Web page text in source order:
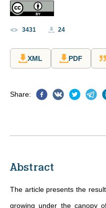
3431 24
XML PDF
Share:
Abstract
The article presents the
growing under the canopy